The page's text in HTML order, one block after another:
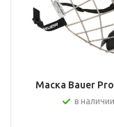
Маска Bauer
в наличии